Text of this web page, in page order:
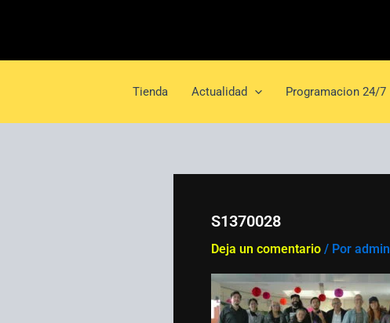
Tienda Actualidad Programacion 24/7
S1370028
Deja un comentario / Por admin